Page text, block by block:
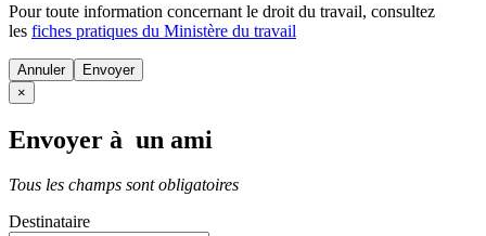
Pour toute information concernant le droit du travail, consultez
les fiches pratiques du Ministère du travail
Annuler
×
Envoyer à un ami
Tous les champs sont obligatoires
Destinataire